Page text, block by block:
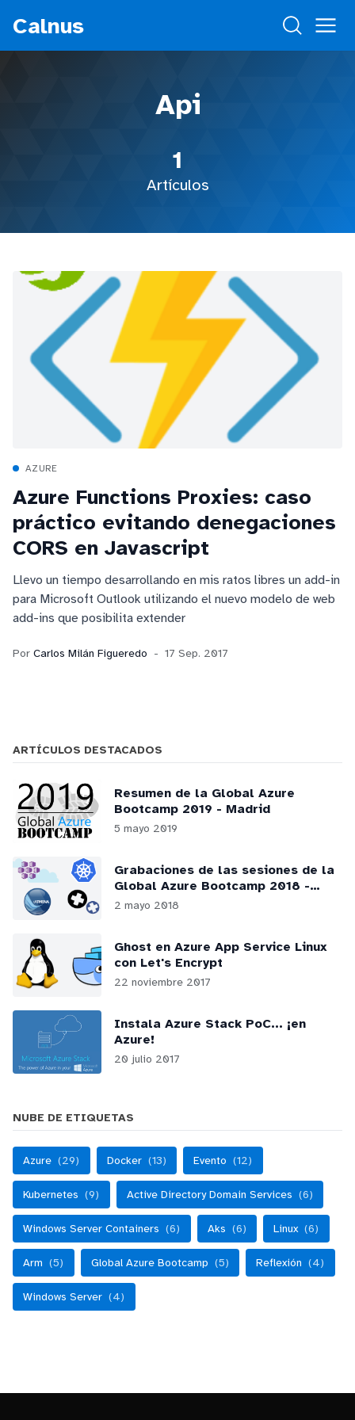
Calnus
Api
1
Artículos
AZURE
Azure Functions Proxies: caso
práctico evitando denegaciones
CORS en Javascript
Llevo un tiempo desarrollando en mis ratos libres un add-in
para Microsoft Outlook utilizando el nuevo modelo de web
add-ins que posibilita extender
Por Carlos Milán Figueredo 17 Sep. 2017
ARTÍCULOS DESTACADOS
Resumen de la Global Azure
Bootcamp 2019 - Madrid
5 mayo 2019
Grabaciones de las sesiones de la
Global Azure Bootcamp 2018 -
Madrid
2 mayo 2018
Ghost en Azure App Service Linux
con Let's Encrypt
22 noviembre 2017
Instala Azure Stack PoC... ¡en
Azure!
20 julio 2017
NUBE DE ETIQUETAS
Azure (29) Docker (13) Evento (12)
Kubernetes (9) Active Directory Domain Services (6)
Windows Server Containers (6) Aks (6) Linux (6)
Arm (5) Global Azure Bootcamp (5) Reflexión (4)
Windows Server (4)